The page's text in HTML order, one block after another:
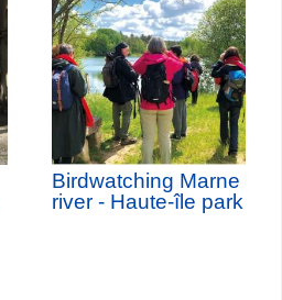
Birdwatching Marne
river - Haute-île park